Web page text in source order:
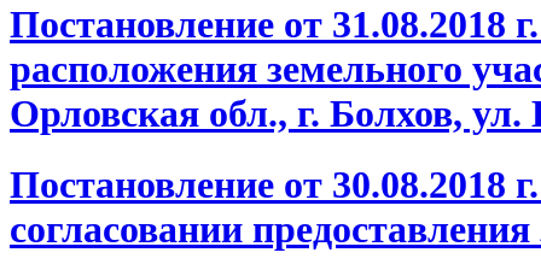
Постановление от
расположения земельного
Орловская обл., г. Болхов,
Постановление от 30.08.2018
согласовании